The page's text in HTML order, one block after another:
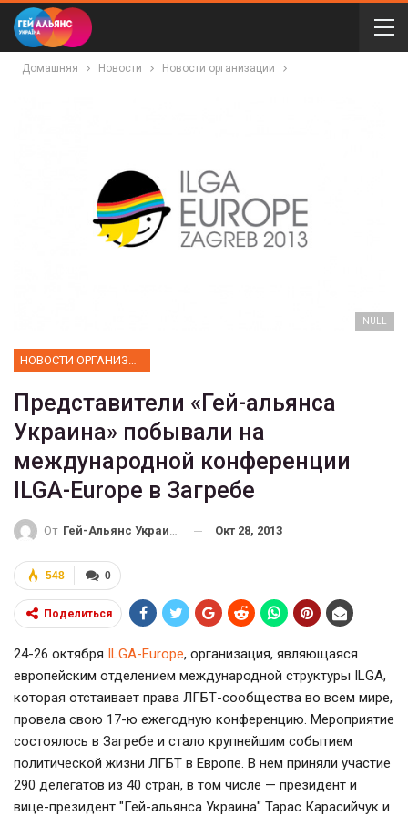
Домашняя Новости Новости организации
NULL
Представители «Гей-альянса
Украина» побывали на
международной конференции
ILGA-Europe в Загребе
От Гей-Альянс Украина Окт 28, 2013
0
548
Поделиться
24-26 октября ILGA-Europe, организация, являющаяся
европейским отделением международной структуры ILGA,
которая отстаивает права ЛГБТ-сообщества во всем мире,
провела свою 17-ю ежегодную конференцию. Мероприятие
состоялось в Загребе и стало крупнейшим событием
политической жизни ЛГБТ в Европе. В нем приняли участие
290 делегатов из 40 стран, в том числе — президент и
вице-президент "Гей-альянса Украина" Тарас Карасийчук и